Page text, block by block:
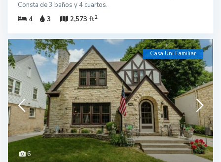
Consta de 3 baños y 4 cuartos.
4
3 2,573 ft2
6
Casa Uni Familiar